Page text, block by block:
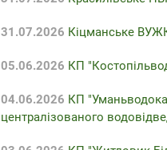
31.07.2026 Кіцманське
05.06.2026 КП
04.06.2026 КП
централізованого